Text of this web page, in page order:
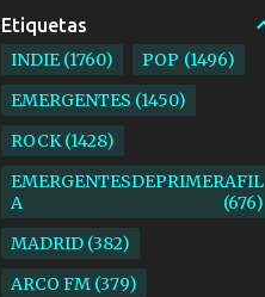
Etiquetas
INDIE 1760 POP 1496
EMERGENTES 1450
ROCK 1428
EMERGENTESDEPRIMERAFIL
A
676
MADRID 382
ARCO FM 379